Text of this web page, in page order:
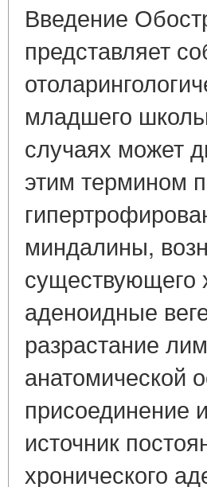
Введение
представляет
младшего
случаях может
этим термином
миндалины,
существующего
аденоидные
разрастание
анатомической
присоединение
источник
хронического